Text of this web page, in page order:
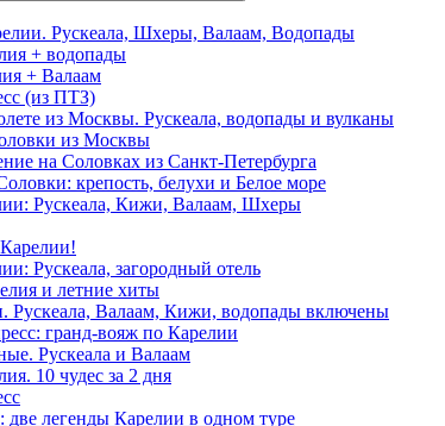
Рускеала, Шхеры, Валаам, Водопады
+ водопады
+ Валаам
(из ПТЗ)
из Москвы. Рускеала, водопады и вулканы
из Москвы
на Соловках из Санкт-Петербурга
крепость, белухи и Белое море
Рускеала, Кижи, Валаам, Шхеры
Рускеала, загородный отель
и летние хиты
Рускеала, Валаам, Кижи, водопады включены
гранд-вояж по Карелии
Рускеала и Валаам
10 чудес за 2 дня
две легенды Карелии в одном туре